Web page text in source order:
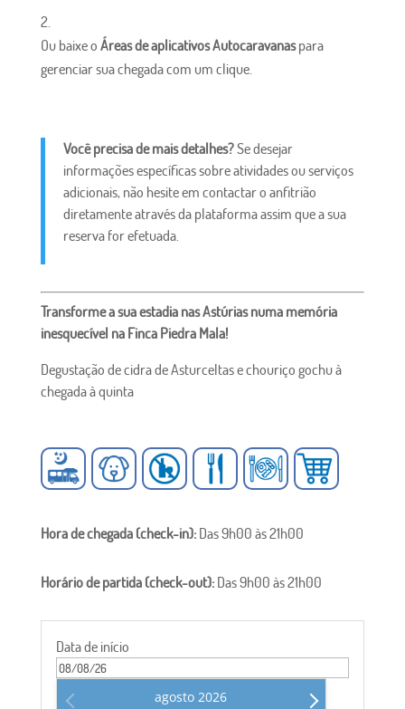
Ou baixe o Áreas de aplicativos Autocaravanaspara
gerenciar sua chegada com um clique.
Você precisa de mais detalhes?Se desejar
informações específicas sobre atividades ou serviços
adicionais, não hesite em contactar o anfitrião
diretamente através da plataforma assim que a sua
reserva for efetuada.
Transforme a sua estadia nas Astúrias numa memória
inesquecível na Finca Piedra Mala!
Degustação de cidra de Asturceltas e chouriço gochu à
chegada à quinta
Hora de chegada (check-in): Das 9h00 às 21h00
Horário de partida (check-out): Das 9h00 às 21h00
Data de início
agosto 2026